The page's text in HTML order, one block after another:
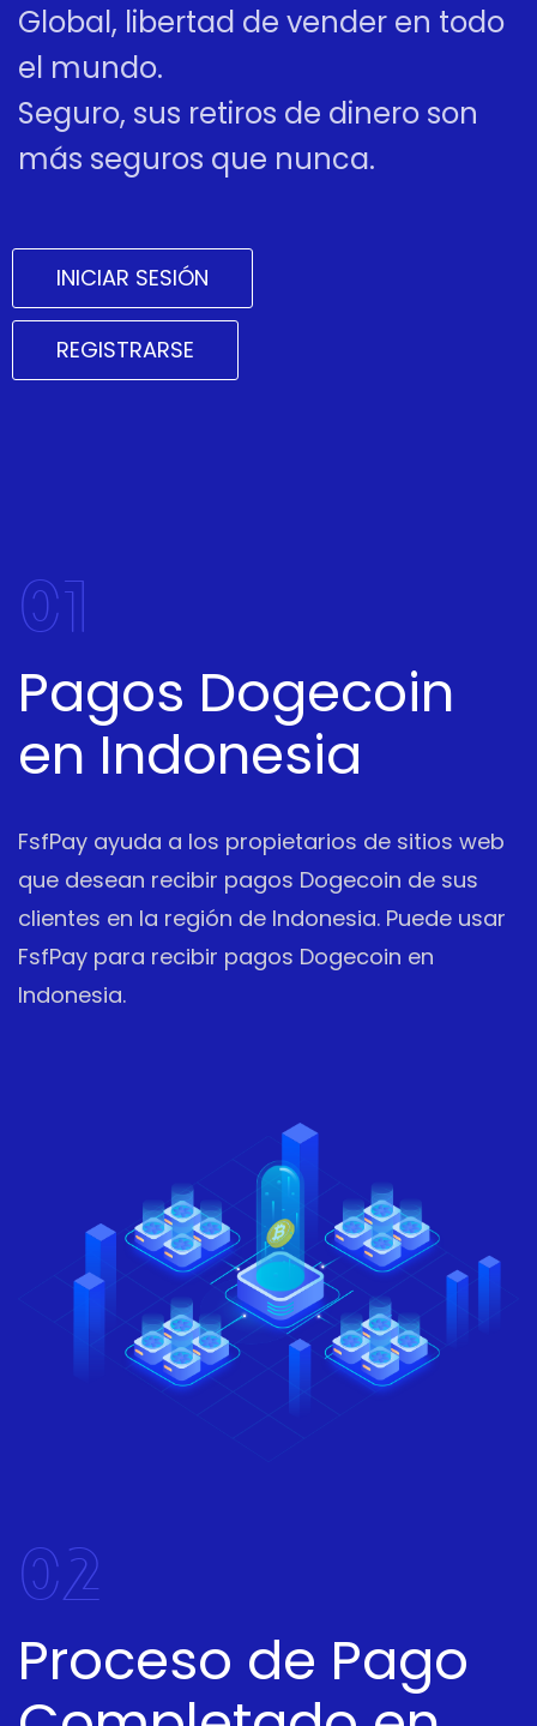
Global, libertad de vender en todo
el mundo.
Seguro, sus retiros de dinero son
más seguros que nunca.
INICIAR SESIÓN
REGISTRARSE
01
Pagos Dogecoin
en Indonesia
FsfPay ayuda a los propietarios de sitios web
que desean recibir pagos Dogecoin de sus
clientes en la región de Indonesia. Puede usar
FsfPay para recibir pagos Dogecoin en
Indonesia.
02
Proceso de Pago